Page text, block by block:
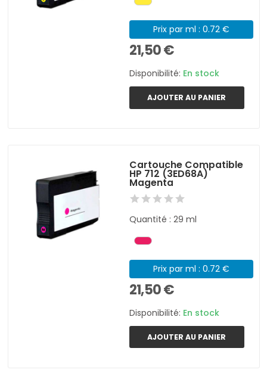
Prix par ml : 0.72 €
21,50 €
Disponibilité: En stock
AJOUTER AU PANIER
Cartouche Compatible
HP 712 (3ED68A)
Magenta
Quantité : 29 ml
Prix par ml : 0.72 €
21,50 €
Disponibilité: En stock
AJOUTER AU PANIER